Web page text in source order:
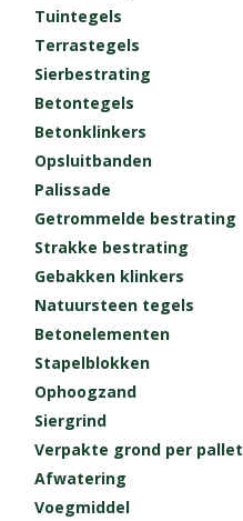
Tuintegels
Terrastegels
Sierbestrating
Betontegels
Betonklinkers
Opsluitbanden
Palissade
Getrommelde bestrating
Strakke bestrating
Gebakken klinkers
Natuursteen tegels
Betonelementen
Stapelblokken
Ophoogzand
Siergrind
Verpakte grond per pallet
Afwatering
Voegmiddel